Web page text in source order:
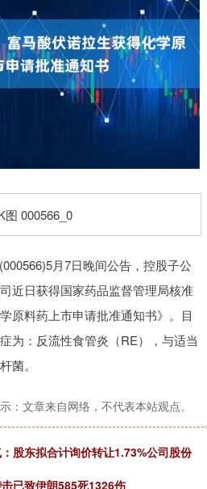
月7日晚间公告，控股子公
近日获得国家药品监督管理局核准
原料药上市申请批准通知书》。目
为：反流性食管炎（RE），与适当
菌。
：文章来自网络，不代表本站观点。
股东拟合计询价转让1.73%公司股份
已致伊朗585死1326伤